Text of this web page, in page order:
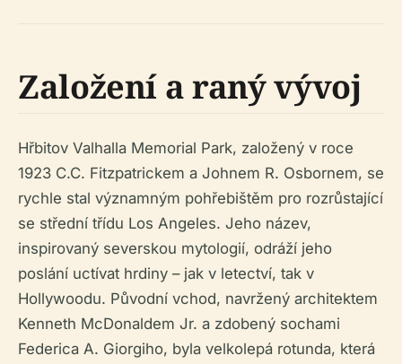
Založení a raný vývoj
Hřbitov Valhalla Memorial Park, založený v roce
1923 C.C. Fitzpatrickem a Johnem R. Osbornem, se
rychle stal významným pohřebištěm pro rozrůstající
se střední třídu Los Angeles. Jeho název,
inspirovaný severskou mytologií, odráží jeho
poslání uctívat hrdiny – jak v letectví, tak v
Hollywoodu. Původní vchod, navržený architektem
Kenneth McDonaldem Jr. a zdobený sochami
Federica A. Giorgiho, byla velkolepá rotunda, která